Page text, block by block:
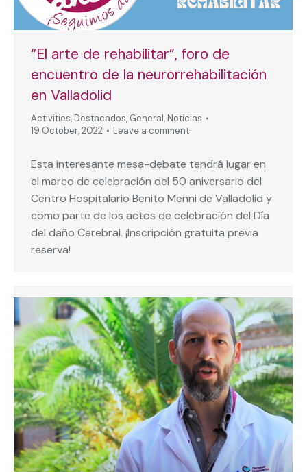
“El arte de rehabilitar”, foro de
encuentro de la neurorrehabilitación
en Valladolid
Activities, Destacados, General, Noticias
19 October, 2022
Leave a comment
Esta interesante mesa-debate tendrá lugar en
el marco de celebración del 50 aniversario del
Centro Hospitalario Benito Menni de Valladolid y
como parte de los actos de celebración del Día
del daño Cerebral. ¡Inscripción gratuita previa
reserva!